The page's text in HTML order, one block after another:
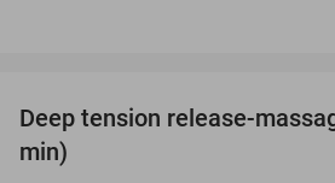
Deep tension release-
min)